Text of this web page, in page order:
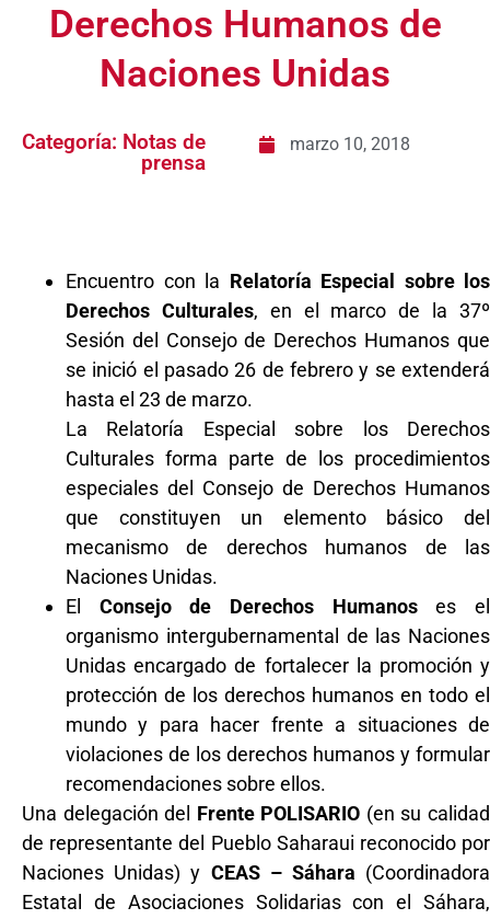
Derechos Humanos de
Naciones Unidas
Categoría: Notas de
prensa
marzo 10, 2018
Encuentro con la Relatoría Especial sobre los
Derechos Culturales, en el marco de la 37º
Sesión del Consejo de Derechos Humanos que
se inició el pasado 26 de febrero y se extenderá
hasta el 23 de marzo.
La Relatoría Especial sobre los Derechos
Culturales forma parte de los procedimientos
especiales del Consejo de Derechos Humanos
que constituyen un elemento básico del
mecanismo de derechos humanos de las
Naciones Unidas.
El Consejo de Derechos Humanoses el
organismo intergubernamental de las Naciones
Unidas encargado de fortalecer la promoción y
protección de los derechos humanos en todo el
mundo y para hacer frente a situaciones de
violaciones de los derechos humanos y formular
recomendaciones sobre ellos.
Una delegación del Frente POLISARIO (en su calidad
de representante del Pueblo Saharaui reconocido por
Naciones Unidas) y CEAS – Sáhara (Coordinadora
Estatal de Asociaciones Solidarias con el Sáhara,